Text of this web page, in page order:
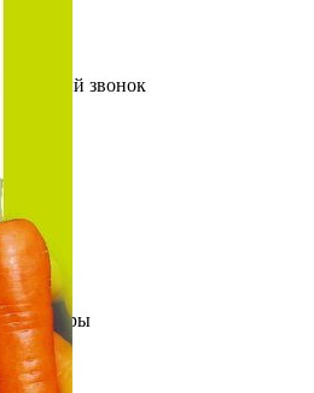
обратный звонок